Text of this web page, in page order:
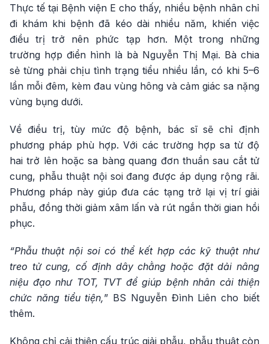
Thực tế tại Bệnh viện E cho thấy, nhiều bệnh nhân chỉ
đi khám khi bệnh đã kéo dài nhiều năm, khiến việc
điều trị trở nên phức tạp hơn. Một trong những
trường hợp điển hình là bà Nguyễn Thị Mại. Bà chia
sẻ từng phải chịu tình trạng tiểu nhiều lần, có khi 5–6
lần mỗi đêm, kèm đau vùng hông và cảm giác sa nặng
vùng bụng dưới.
Về điều trị, tùy mức độ bệnh, bác sĩ sẽ chỉ định
phương pháp phù hợp. Với các trường hợp sa từ độ
hai trở lên hoặc sa bàng quang đơn thuần sau cắt tử
cung, phẫu thuật nội soi đang được áp dụng rộng rãi.
Phương pháp này giúp đưa các tạng trở lại vị trí giải
phẫu, đồng thời giảm xâm lấn và rút ngắn thời gian hồi
phục.
“Phẫu thuật nội soi có thể kết hợp các kỹ thuật như
treo tử cung, cố định dây chằng hoặc đặt dải nâng
niệu đạo như TOT, TVT để giúp bệnh nhân cải thiện
chức năng tiểu tiện,” BS Nguyễn Đình Liên cho biết
thêm.
Không chỉ cải thiện cấu trúc giải phẫu, phẫu thuật còn